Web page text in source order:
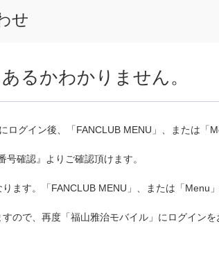
せ
るかわかりません。
ログイン後、「FANCLUB MENU」、または「
号確認』よりご確認頂けます。
ます。「FANCLUB MENU」、または「Menu
ので、再度「福山雅治モバイル」にログインを